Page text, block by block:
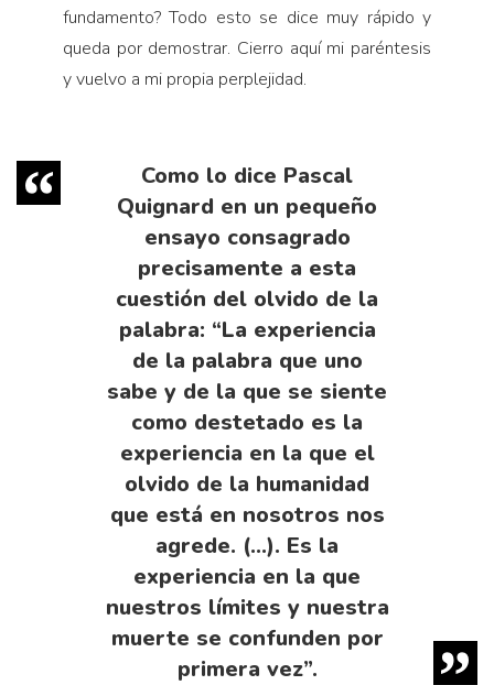
fundamento? Todo esto se dice muy rápido y
queda por demostrar. Cierro aquí mi paréntesis
y vuelvo a mi propia perplejidad.
Como lo dice Pascal
Quignard en un pequeño
ensayo consagrado
precisamente a esta
cuestión del olvido de la
palabra: “La experiencia
de la palabra que uno
sabe y de la que se siente
como destetado es la
experiencia en la que el
olvido de la humanidad
que está en nosotros nos
agrede. (…). Es la
experiencia en la que
nuestros límites y nuestra
muerte se confunden por
primera vez”.